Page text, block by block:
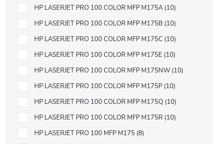
HP LASERJET PRO 100 COLOR MFP M175A 10
HP LASERJET PRO 100 COLOR MFP M175B 10
HP LASERJET PRO 100 COLOR MFP M175C 10
HP LASERJET PRO 100 COLOR MFP M175E 10
HP LASERJET PRO 100 COLOR MFP M175NW 10
HP LASERJET PRO 100 COLOR MFP M175P 10
HP LASERJET PRO 100 COLOR MFP M175Q 10
HP LASERJET PRO 100 COLOR MFP M175R 10
HP LASERJET PRO 100 MFP M175 8